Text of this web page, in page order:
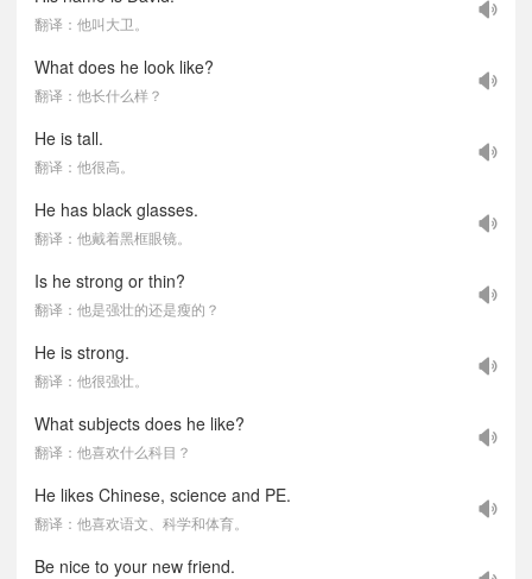
翻译：他叫大卫。
What does he look like?
翻译：他长什么样？
He is tall.
翻译：他很高。
He has black glasses.
翻译：他戴着黑框眼镜。
Is he strong or thin?
翻译：他是强壮的还是瘦的？
He is strong.
翻译：他很强壮。
What subjects does he like?
翻译：他喜欢什么科目？
He likes Chinese, science and PE.
翻译：他喜欢语文、科学和体育。
Be nice to your new friend.